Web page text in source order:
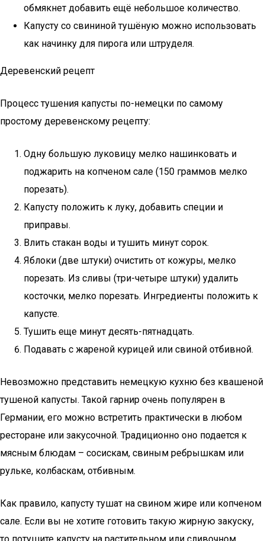
обмякнет добавить ещё небольшое количество.
Капусту со свининой тушёную можно использовать
как начинку для пирога или штруделя.
Деревенский рецепт
Процесс тушения капусты по-немецки по самому
простому деревенскому рецепту:
Одну большую луковицу мелко нашинковать и
поджарить на копченом сале (150 граммов мелко
порезать).
Капусту положить к луку, добавить специи и
приправы.
Влить стакан воды и тушить минут сорок.
Яблоки (две штуки) очистить от кожуры, мелко
порезать. Из сливы (три-четыре штуки) удалить
косточки, мелко порезать. Ингредиенты положить к
капусте.
Тушить еще минут десять-пятнадцать.
Подавать с жареной курицей или свиной отбивной.
Невозможно представить немецкую кухню без квашеной
тушеной капусты. Такой гарнир очень популярен в
Германии, его можно встретить практически в любом
ресторане или закусочной. Традиционно оно подается к
мясным блюдам – сосискам, свиным ребрышкам или
рульке, колбаскам, отбивным.
Как правило, капусту тушат на свином жире или копченом
сале. Если вы не хотите готовить такую жирную закуску,